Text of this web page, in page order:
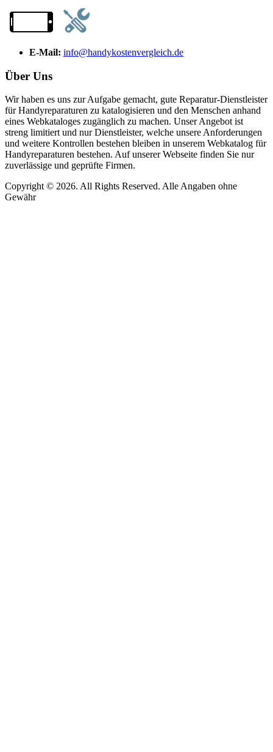
E-Mail: info@handykostenvergleich.de
Über Uns
Wir haben es uns zur Aufgabe gemacht, gute Reparatur-Dienstleister
für Handyreparaturen zu katalogisieren und den Menschen anhand
eines Webkataloges zugänglich zu machen. Unser Angebot ist
streng limitiert und nur Dienstleister, welche unsere Anforderungen
und weitere Kontrollen bestehen bleiben in unserem Webkatalog für
Handyreparaturen bestehen. Auf unserer Webseite finden Sie nur
zuverlässige und geprüfte Firmen.
Copyright © 2026. All Rights Reserved. Alle Angaben ohne
Gewähr